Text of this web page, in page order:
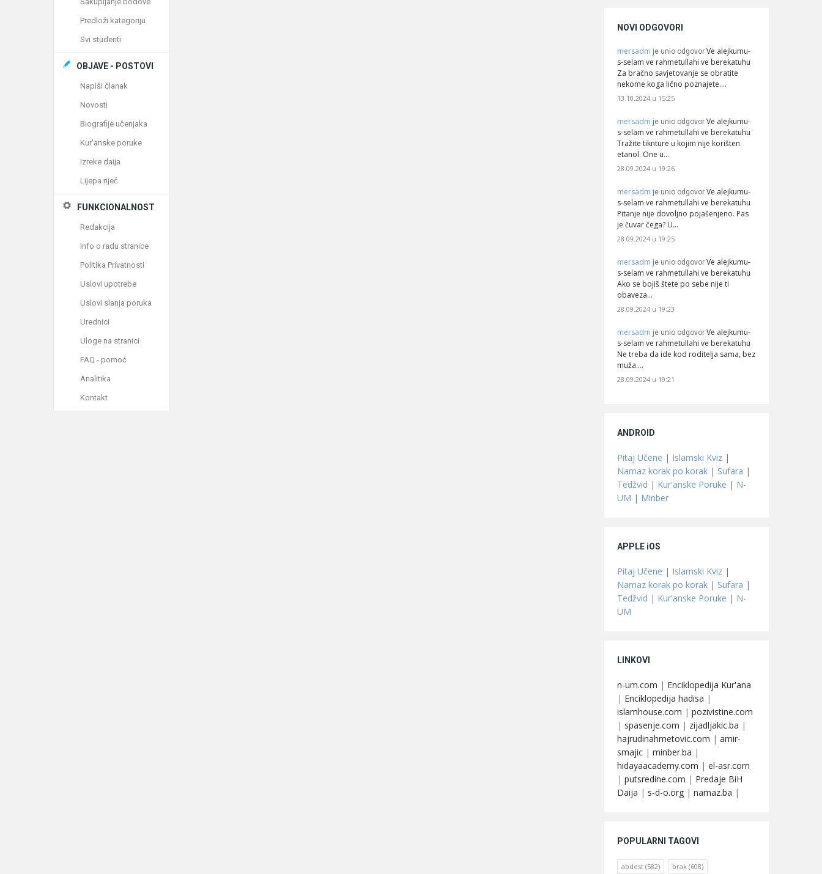
NOVI ODGOVORI
mersadm je unio odgovor Ve alejkumu-
s-selam ve rahmetullahi ve berekatuhu
Za bračno savjetovanje se obratite
nekome koga lično poznajete.…
13.10.2024 u 15:25
mersadm je unio odgovor Ve alejkumu-
s-selam ve rahmetullahi ve berekatuhu
Tražite tiknture u kojim nije korišten
etanol. One u…
28.09.2024 u 19:26
mersadm je unio odgovor Ve alejkumu-
s-selam ve rahmetullahi ve berekatuhu
Pitanje nije dovoljno pojašenjeno. Pas
je čuvar čega? U…
28.09.2024 u 19:25
mersadm je unio odgovor Ve alejkumu-
s-selam ve rahmetullahi ve berekatuhu
Ako se bojiš štete po sebe nije ti
obaveza…
28.09.2024 u 19:23
mersadm je unio odgovor Ve alejkumu-
s-selam ve rahmetullahi ve berekatuhu
Ne treba da ide kod roditelja sama, bez
muža.…
28.09.2024 u 19:21
ANDROID
Pitaj Učene | Islamski Kviz |
Namaz korak po korak | Sufara |
Tedžvid | Kur'anske Poruke | N-
UM | Minber
APPLE iOS
Pitaj Učene | Islamski Kviz |
Namaz korak po korak | Sufara |
Tedžvid | Kur'anske Poruke | N-
UM
LINKOVI
n-um.com | Enciklopedija Kur'ana
| Enciklopedija hadisa |
islamhouse.com | pozivistine.com
| spasenje.com | zijadljakic.ba |
hajrudinahmetovic.com | amir-
smajic | minber.ba |
hidayaacademy.com | el-asr.com
| putsredine.com | Predaje BiH
Daija | s-d-o.org | namaz.ba |
POPULARNI TAGOVI
abdest (582) brak (608)
Predloži kategoriju
Svi studenti
OBJAVE - POSTOVI
Napiši članak
Novosti
Biografije učenjaka
Kur'anske poruke
Izreke daija
Lijepa riječ
FUNKCIONALNOST
Redakcija
Info o radu stranice
Politika Privatnosti
Uslovi upotrebe
Uslovi slanja poruka
Urednici
Uloge na stranici
FAQ - pomoć
Analitika
Kontakt